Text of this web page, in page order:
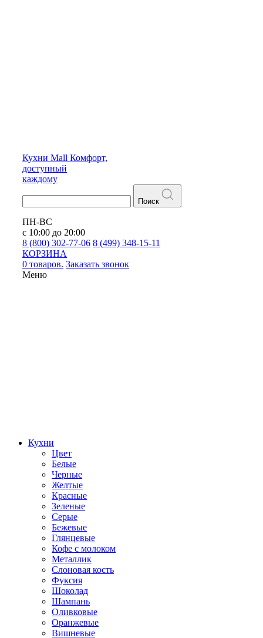
Кухни Mall Комфорт,
доступный
каждому
Поиск
ПН-ВС
с 10:00 до 20:00
8 (800) 302-77-06 8 (499) 348-15-11
КОРЗИНА
0 товаров. Заказать звонок
Меню
Кухни
Цвет
Белые
Черные
Желтые
Красные
Зеленые
Серые
Бежевые
Глянцевые
Кофе с молоком
Металлик
Слоновая кость
Фуксия
Шоколад
Шампань
Оливковые
Оранжевые
Вишневые